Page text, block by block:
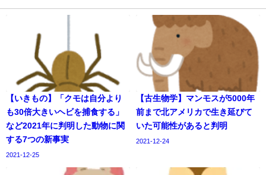
【いきもの】「クモは自分より
も30倍大きいヘビを捕食する」
など2021年に判明した動物に関
する7つの新事実
2021-12-25
【古生物学】マンモスが5000年
前まで北アメリカで生き延びて
いた可能性があると判明
2021-12-24